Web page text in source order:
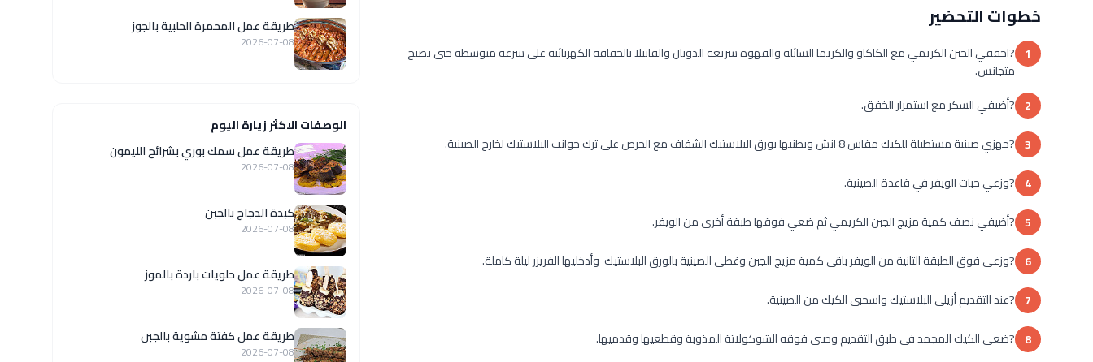
خطوات التحضير
1 ?اخفقي الجبن الكريمي مع الكاكاو والكريما السائلة والقهوة سريعة الذوبان والفانيلا بالخفاقة الكهربائية على سرعة متوسطة حتى يصبح
متجانس.
2 ?أضيفي السكر مع استمرار الخفق.
3 ?جهزي صينية مستطيلة للكيك مقاس 8 انش وبطنيها بورق البلاستيك الشفاف مع الحرص على ترك جوانب البلاستيك لخارج الصينية.
4 ?وزعي حبات الويفر في قاعدة الصينية.
5 ?أضيفي نصف كمية مزيج الجبن الكريمي ثم ضعي فوقها طبقة أخرى من الويفر.
6 ?وزعي فوق الطبقة الثانية من الويفر باقي كمية مزيج الجبن وغطي الصينية بالورق البلاستيك وأدخليها الفريزر ليلة كاملة.
7 ?عند التقديم أزيلي البلاستيك واسحبي الكيك من الصينية.
8 ?ضعي الكيك المجمد في طبق التقديم وصبي فوقه الشوكولاتة المذوبة وقطعيها وقدميها.
طريقة عمل المحمرة الحلبية بالجوز
2026-07-08
الوصفات الاكثر زيارة اليوم
طريقة عمل سمك بوري بشرائح الليمون
2026-07-08
كبدة الدجاج بالجبن
2026-07-08
طريقة عمل حلويات باردة بالموز
2026-07-08
طريقة عمل كفتة مشوية بالجبن
2026-07-08